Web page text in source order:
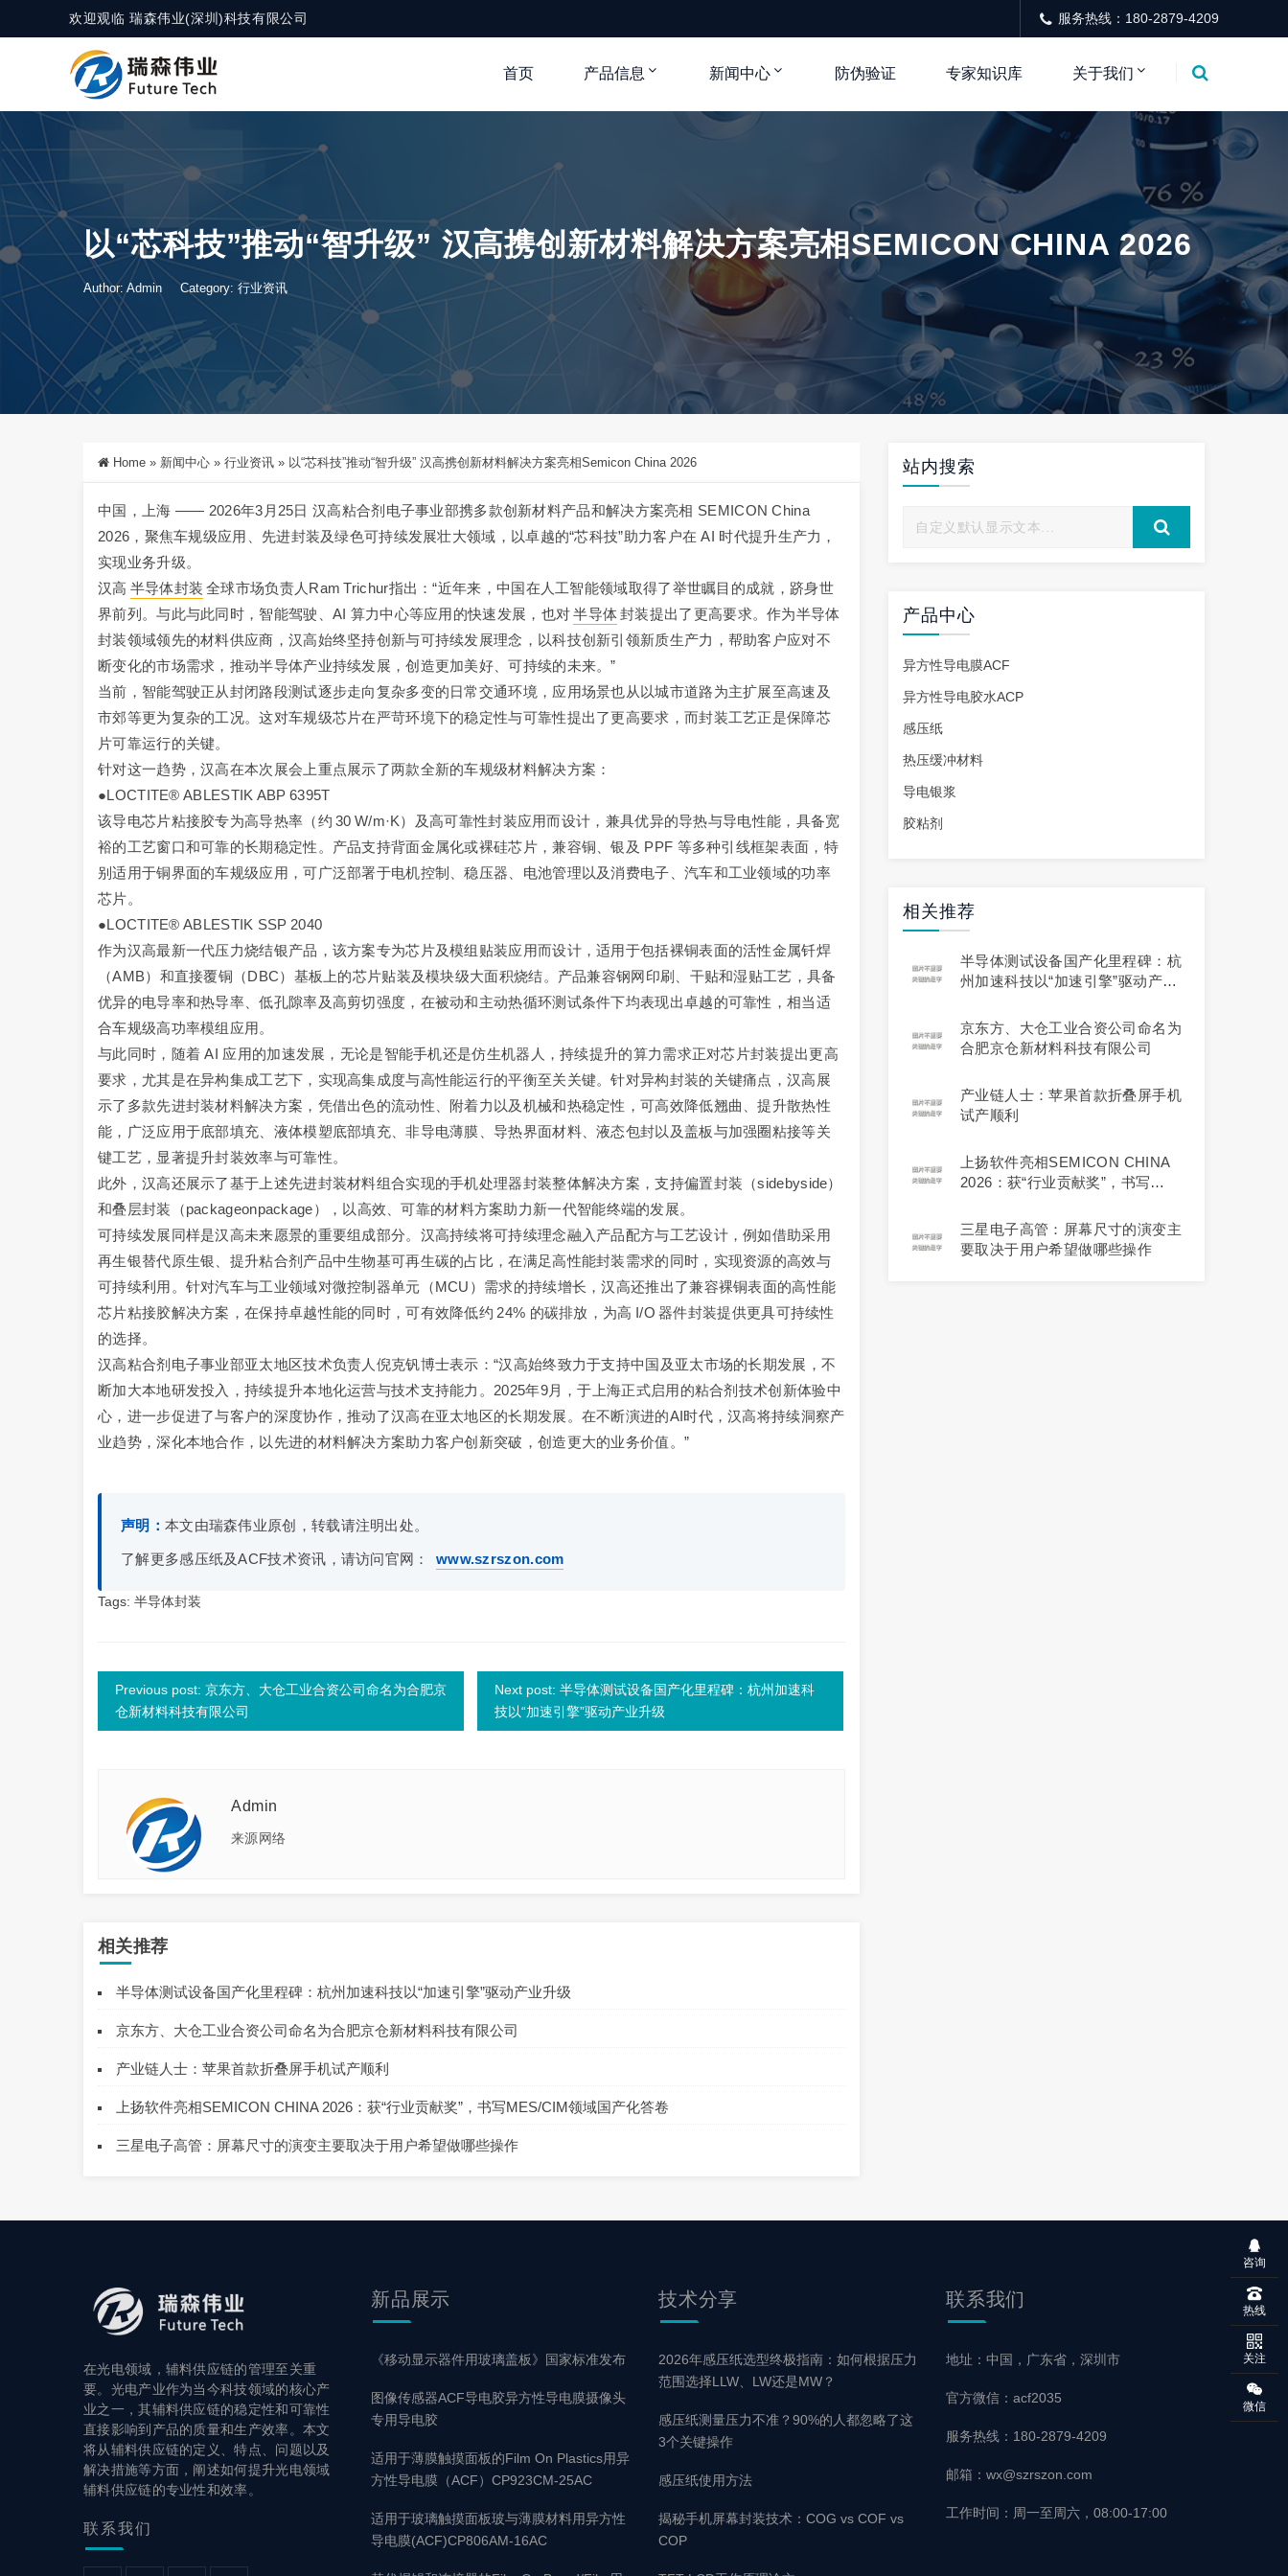
欢迎观临 瑞森伟业(深圳)科技有限公司 服务热线：180-2879-4209
首页 产品信息 新闻中心 防伪验证 专家知识库 关于我们
以“芯科技”推动“智升级” 汉高携创新材料解决方案亮相SEMICON CHINA 2026
Author: Admin Category: 行业资讯
Home » 新闻中心 » 行业资讯 » 以“芯科技”推动“智升级” 汉高携创新材料解决方案亮相Semicon China 2026
中国，上海 —— 2026年3月25日 汉高粘合剂电子事业部携多款创新材料产品和解决方案亮相 SEMICON China
2026，聚焦车规级应用、先进封装及绿色可持续发展壮大领域，以卓越的“芯科技”助力客户在 AI 时代提升生产力，
实现业务升级。
汉高 半导体封装 全球市场负责人Ram Trichur指出：“近年来，中国在人工智能领域取得了举世瞩目的成就，跻身世
界前列。与此与此同时，智能驾驶、AI 算力中心等应用的快速发展，也对半导体封装提出了更高要求。作为半导体
封装领域领先的材料供应商，汉高始终坚持创新与可持续发展理念，以科技创新引领新质生产力，帮助客户应对不
断变化的市场需求，推动半导体产业持续发展，创造更加美好、可持续的未来。”
当前，智能驾驶正从封闭路段测试逐步走向复杂多变的日常交通环境，应用场景也从以城市道路为主扩展至高速及
市郊等更为复杂的工况。这对车规级芯片在严苛环境下的稳定性与可靠性提出了更高要求，而封装工艺正是保障芯
片可靠运行的关键。
针对这一趋势，汉高在本次展会上重点展示了两款全新的车规级材料解决方案：
●LOCTITE® ABLESTIK ABP 6395T
该导电芯片粘接胶专为高导热率（约 30 W/m·K）及高可靠性封装应用而设计，兼具优异的导热与导电性能，具备宽
裕的工艺窗口和可靠的长期稳定性。产品支持背面金属化或裸硅芯片，兼容铜、银及 PPF 等多种引线框架表面，特
别适用于铜界面的车规级应用，可广泛部署于电机控制、稳压器、电池管理以及消费电子、汽车和工业领域的功率
芯片。
●LOCTITE® ABLESTIK SSP 2040
作为汉高最新一代压力烧结银产品，该方案专为芯片及模组贴装应用而设计，适用于包括裸铜表面的活性金属钎焊
（AMB）和直接覆铜（DBC）基板上的芯片贴装及模块级大面积烧结。产品兼容钢网印刷、干贴和湿贴工艺，具备
优异的电导率和热导率、低孔隙率及高剪切强度，在被动和主动热循环测试条件下均表现出卓越的可靠性，相当适
合车规级高功率模组应用。
与此同时，随着 AI 应用的加速发展，无论是智能手机还是仿生机器人，持续提升的算力需求正对芯片封装提出更高
要求，尤其是在异构集成工艺下，实现高集成度与高性能运行的平衡至关关键。针对异构封装的关键痛点，汉高展
示了多款先进封装材料解决方案，凭借出色的流动性、附着力以及机械和热稳定性，可高效降低翘曲、提升散热性
能，广泛应用于底部填充、液体模塑底部填充、非导电薄膜、导热界面材料、液态包封以及盖板与加强圈粘接等关
键工艺，显著提升封装效率与可靠性。
此外，汉高还展示了基于上述先进封装材料组合实现的手机处理器封装整体解决方案，支持偏置封装（sidebyside）
和叠层封装（packageonpackage），以高效、可靠的材料方案助力新一代智能终端的发展。
可持续发展同样是汉高未来愿景的重要组成部分。汉高持续将可持续理念融入产品配方与工艺设计，例如借助采用
再生银替代原生银、提升粘合剂产品中生物基可再生碳的占比，在满足高性能封装需求的同时，实现资源的高效与
可持续利用。针对汽车与工业领域对微控制器单元（MCU）需求的持续增长，汉高还推出了兼容裸铜表面的高性能
芯片粘接胶解决方案，在保持卓越性能的同时，可有效降低约 24% 的碳排放，为高 I/O 器件封装提供更具可持续性
的选择。
汉高粘合剂电子事业部亚太地区技术负责人倪克钒博士表示：“汉高始终致力于支持中国及亚太市场的长期发展，不
断加大本地研发投入，持续提升本地化运营与技术支持能力。2025年9月，于上海正式启用的粘合剂技术创新体验中
心，进一步促进了与客户的深度协作，推动了汉高在亚太地区的长期发展。在不断演进的AI时代，汉高将持续洞察产
业趋势，深化本地合作，以先进的材料解决方案助力客户创新突破，创造更大的业务价值。”
声明： 本文由瑞森伟业原创，转载请注明出处。
了解更多感压纸及ACF技术资讯，请访问官网： www.szrszon.com
Tags: 半导体封装
Previous post: 京东方、大仓工业合资公司命名为合肥京
仓新材料科技有限公司
Next post: 半导体测试设备国产化里程碑：杭州加速科
技以“加速引擎”驱动产业升级
Admin
来源网络
相关推荐
半导体测试设备国产化里程碑：杭州加速科技以“加速引擎”驱动产业升级
京东方、大仓工业合资公司命名为合肥京仓新材料科技有限公司
产业链人士：苹果首款折叠屏手机试产顺利
上扬软件亮相SEMICON CHINA 2026：获“行业贡献奖”，书写MES/CIM领域国产化答卷
三星电子高管：屏幕尺寸的演变主要取决于用户希望做哪些操作
站内搜索
产品中心
异方性导电膜ACF
异方性导电胶水ACP
感压纸
热压缓冲材料
导电银浆
胶粘剂
相关推荐
半导体测试设备国产化里程碑：杭
州加速科技以“加速引擎”驱动产业
京东方、大仓工业合资公司命名为
合肥京仓新材料科技有限公司
产业链人士：苹果首款折叠屏手机
试产顺利
上扬软件亮相SEMICON CHINA
2026：获“行业贡献奖”，书写
三星电子高管：屏幕尺寸的演变主
要取决于用户希望做哪些操作
在光电领域，辅料供应链的管理至关重
要。光电产业作为当今科技领域的核心产
业之一，其辅料供应链的稳定性和可靠性
直接影响到产品的质量和生产效率。本文
将从辅料供应链的定义、特点、问题以及
解决措施等方面，阐述如何提升光电领域
辅料供应链的专业性和效率。
联系我们
新品展示
《移动显示器件用玻璃盖板》国家标准发布
图像传感器ACF导电胶异方性导电膜摄像头
专用导电胶
适用于薄膜触摸面板的Film On Plastics用异
方性导电膜（ACF）CP923CM-25AC
适用于玻璃触摸面板玻与薄膜材料用异方性
导电膜(ACF)CP806AM-16AC
技术分享
2026年感压纸选型终极指南：如何根据压力
范围选择LLW、LW还是MW？
感压纸测量压力不准？90%的人都忽略了这
3个关键操作
感压纸使用方法
揭秘手机屏幕封装技术：COG vs COF vs
COP
联系我们
地址：中国，广东省，深圳市
官方微信：acf2035
服务热线：180-2879-4209
邮箱：wx@szrszon.com
工作时间：周一至周六，08:00-17:00
咨询
热线
关注
微信